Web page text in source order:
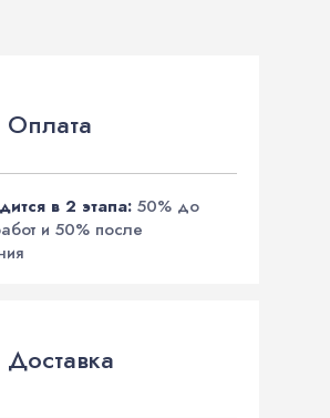
Оплата
в 2 этапа: 50% до
и 50% после
Доставка